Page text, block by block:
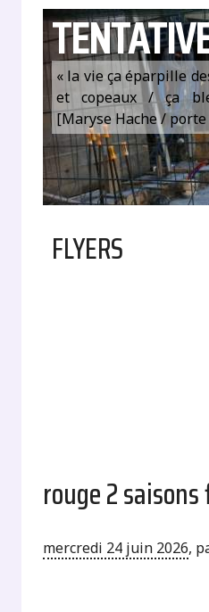
« la vie ça éparpille
et copeaux / ça
[Maryse Hache /
FLYERS
rouge 2
mercredi 24 juin 2026,